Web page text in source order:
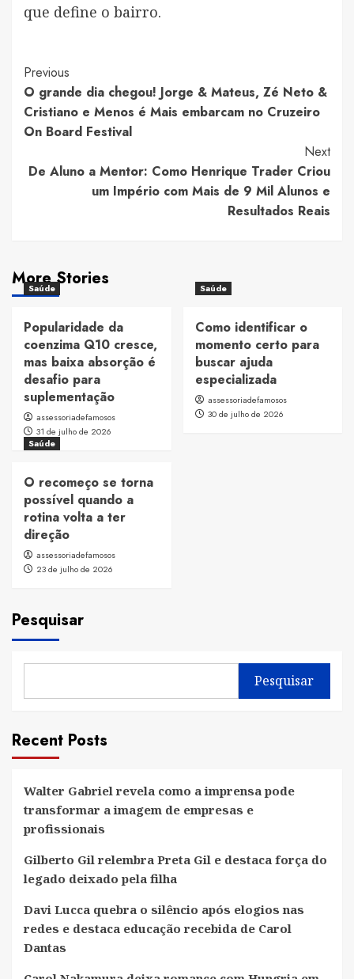
que define o bairro.
Post
Navigation
Previous
O grande dia chegou! Jorge & Mateus, Zé Neto &
Cristiano e Menos é Mais embarcam no Cruzeiro
On Board Festival
Next
De Aluno a Mentor: Como Henrique Trader Criou
um Império com Mais de 9 Mil Alunos e
Resultados Reais
More Stories
Saúde
Popularidade da
coenzima Q10 cresce,
mas baixa absorção é
desafio para
suplementação
assessoriadefamosos
31 de julho de 2026
Saúde
Como identificar o
momento certo para
buscar ajuda
especializada
assessoriadefamosos
30 de julho de 2026
Saúde
O recomeço se torna
possível quando a
rotina volta a ter
direção
assessoriadefamosos
23 de julho de 2026
Pesquisar
Pesquisar
Recent Posts
Walter Gabriel revela como a imprensa pode
transformar a imagem de empresas e
profissionais
Gilberto Gil relembra Preta Gil e destaca força do
legado deixado pela filha
Davi Lucca quebra o silêncio após elogios nas
redes e destaca educação recebida de Carol
Dantas